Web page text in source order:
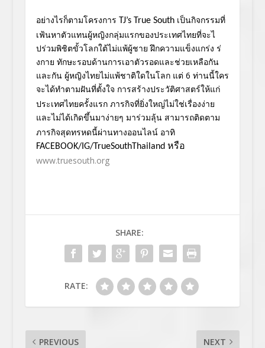
อย่างไรก็ตามโครงการ TJ’s True South เป็นกิจกรรมที่
เฟ้นหาตัวแทนผู้หญิงกลุ่มแรกของประเทศไทยที่จะไ
ปร่วมพิชิตขั้วโลกใต้ไม่แพ้ผู้ชาย ฝึกความแข็งแกร่ง ร่
งกาย ทักษะรอบด้านการเอาตัวรอดและช่วยเหลือกัน
และกัน ผู้หญิงไทยไม่แพ้ชาติใดในโลก แต่ 6 ท่านนี้ใคร
จะได้ทำตามฝันที่ตั้งใจ การสร้างประวัติศาสตร์ให้แก่
ประเทศไทยครั้งแรก ภารกิจที่ยิ่งใหญ่ไม่ใช่เรื่องง่าย
และไม่ได้เกิดขึ้นมาง่ายๆ มาร่วมลุ้น สามารถติดตาม
ภารกิจสุดทรหดนี้ผ่านทางออนไลน์ อาทิ
FACEBOOK/IG/TrueSouthThailand หรือ
www.truesouth.org
SHARE:
RATE:
PREVIOUS NEXT